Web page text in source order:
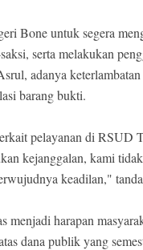
Bone untuk segera
serta melakukan
adanya
barang bukti.
pelayanan di RSUD
kejanggalan, kami
keadilan,"
menjadi harapan
dana publik yang